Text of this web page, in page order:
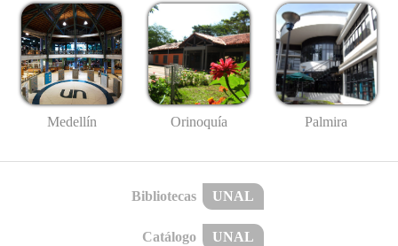
Medellín Orinoquía Palmira
Bibliotecas UNAL
Catálogo UNAL